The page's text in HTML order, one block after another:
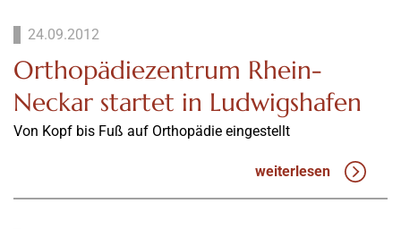
24.09.2012
Orthopädiezentrum Rhein-
Neckar startet in Ludwigshafen
Von Kopf bis Fuß auf Orthopädie eingestellt
weiterlesen